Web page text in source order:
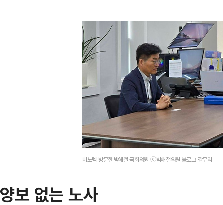
비노텍 방문한 박해철 국회의원 ⓒ박해철의원 블로그 갈무리
양보 없는 노사